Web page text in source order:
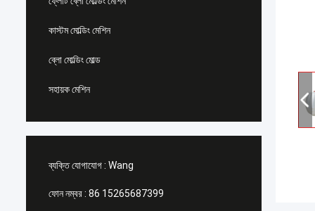
কাস্টম মোল্ডিং মেশিন
ব্লো মোল্ডিং মোল্ড
সহায়ক মেশিন
ব্যক্তি যোগাযোগ : Wang
ফোন নম্বর : 86 15265687399